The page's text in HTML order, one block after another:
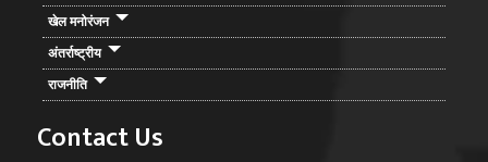
खेल मनोरंजन
अंतर्राष्ट्रीय
राजनीति
Contact Us